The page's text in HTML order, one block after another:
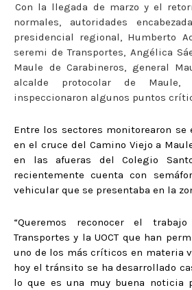
Con la llegada de marzo y el
normales, autoridades
presidencial regional, Humberto
seremi de Transportes, Angélica
Maule de Carabineros, general
alcalde protocolar de Maule,
inspeccionaron algunos puntos
Entre los sectores monitorearon se
en el cruce del Camino Viejo a
en las afueras del Colegio
recientemente cuenta con
vehicular que se presentaba en la
“Queremos reconocer el
Transportes y la UOCT que han
uno de los más críticos en materia
hoy el tránsito se ha desarrollado
lo que es una muy buena noticia